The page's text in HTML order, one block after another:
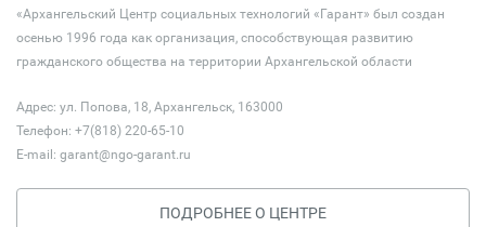
«Архангельский Центр социальных технологий «Гарант» был создан
осенью 1996 года как организация, способствующая развитию
гражданского общества на территории Архангельской области
Адрес: ул. Попова, 18, Архангельск, 163000
Телефон: +7(818) 220-65-10
E-mail: garant@ngo-garant.ru
ПОДРОБНЕЕ О ЦЕНТРЕ